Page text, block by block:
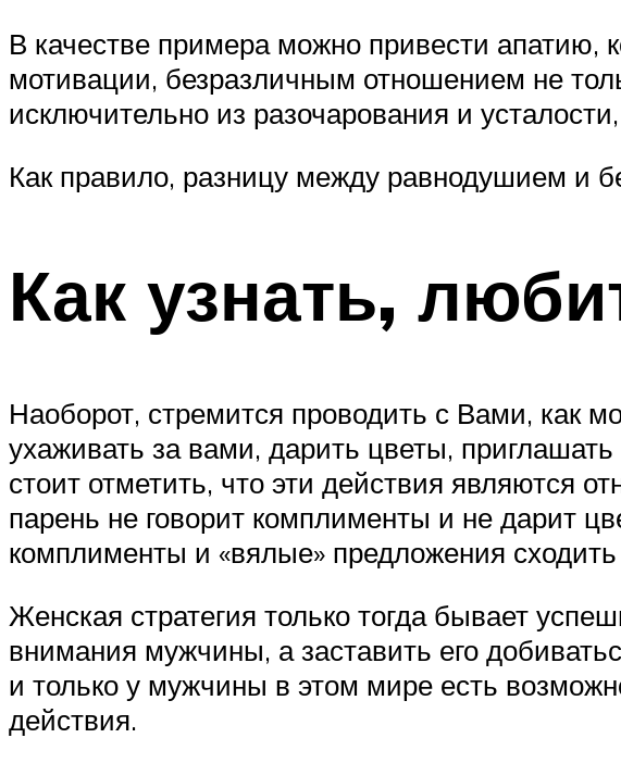
В качестве примера можно привести апатию,
мотивации, безразличным отношением не
исключительно из разочарования и
Как правило, разницу между равнодушием и
Как узнать,
Наоборот, стремится проводить с Вами, как
ухаживать за вами, дарить цветы,
стоит отметить, что эти действия являются
парень не говорит комплименты и не дарит
комплименты и «вялые» предложения
Женская стратегия только тогда бывает
внимания мужчины, а заставить его
и только у мужчины в этом мире есть
действия.